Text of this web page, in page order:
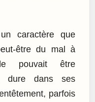
caractère que
être du mal à
pouvait être
dure dans ses
parfois